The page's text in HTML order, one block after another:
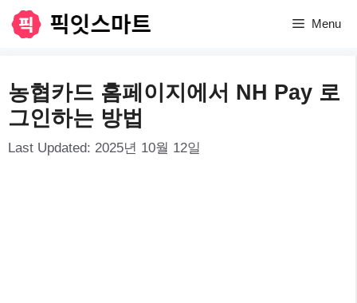
로
건
너
Menu
농협카드 홈페이지에서 NH Pay 로
그인하는 방법
Last Updated: 2025년 10월 12일